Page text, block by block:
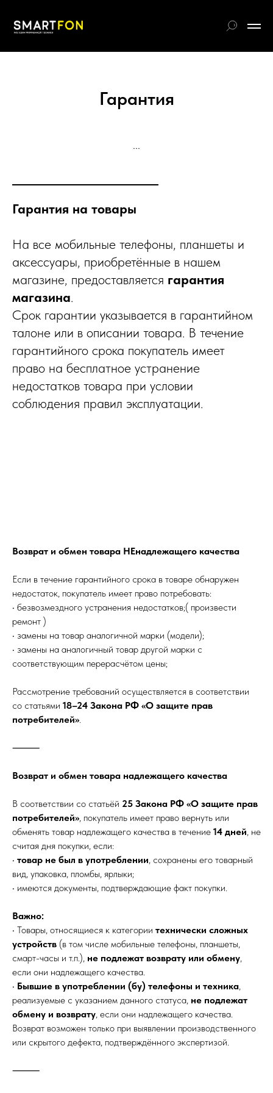
Гарантия
...
Гарантия на товары
На все мобильные телефоны, планшеты и
аксессуары, приобретённые в нашем
магазине, предоставляется гарантия
магазина.
Срок гарантии указывается в гарантийном
талоне или в описании товара. В течение
гарантийного срока покупатель имеет
право на бесплатное устранение
недостатков товара при условии
соблюдения правил эксплуатации.
Возврат и обмен товара НЕнадлежащего качества
Если в течение гарантийного срока в товаре обнаружен
недостаток, покупатель имеет право потребовать:
• безвозмездного устранения недостатков;( произвести
ремонт )
• замены на товар аналогичной марки (модели);
• замены на аналогичный товар другой марки с
соответствующим перерасчётом цены;
Рассмотрение требований осуществляется в соответствии
со статьями 18–24 Закона РФ «О защите прав
потребителей».
⸻
Возврат и обмен товара надлежащего качества
В соответствии со статьёй 25 Закона РФ «О защите прав
потребителей», покупатель имеет право вернуть или
обменять товар надлежащего качества в течение 14 дней, не
считая дня покупки, если:
• товар не был в употреблении, сохранены его товарный
вид, упаковка, пломбы, ярлыки;
• имеются документы, подтверждающие факт покупки.
Важно:
• Товары, относящиеся к категории технически сложных
устройств (в том числе мобильные телефоны, планшеты,
смарт-часы и т.п.), не подлежат возврату или обмену,
если они надлежащего качества.
• Бывшие в употреблении (бу) телефоны и техника,
реализуемые с указанием данного статуса, не подлежат
обмену и возврату, если они надлежащего качества.
Возврат возможен только при выявлении производственного
или скрытого дефекта, подтверждённого экспертизой.
⸻